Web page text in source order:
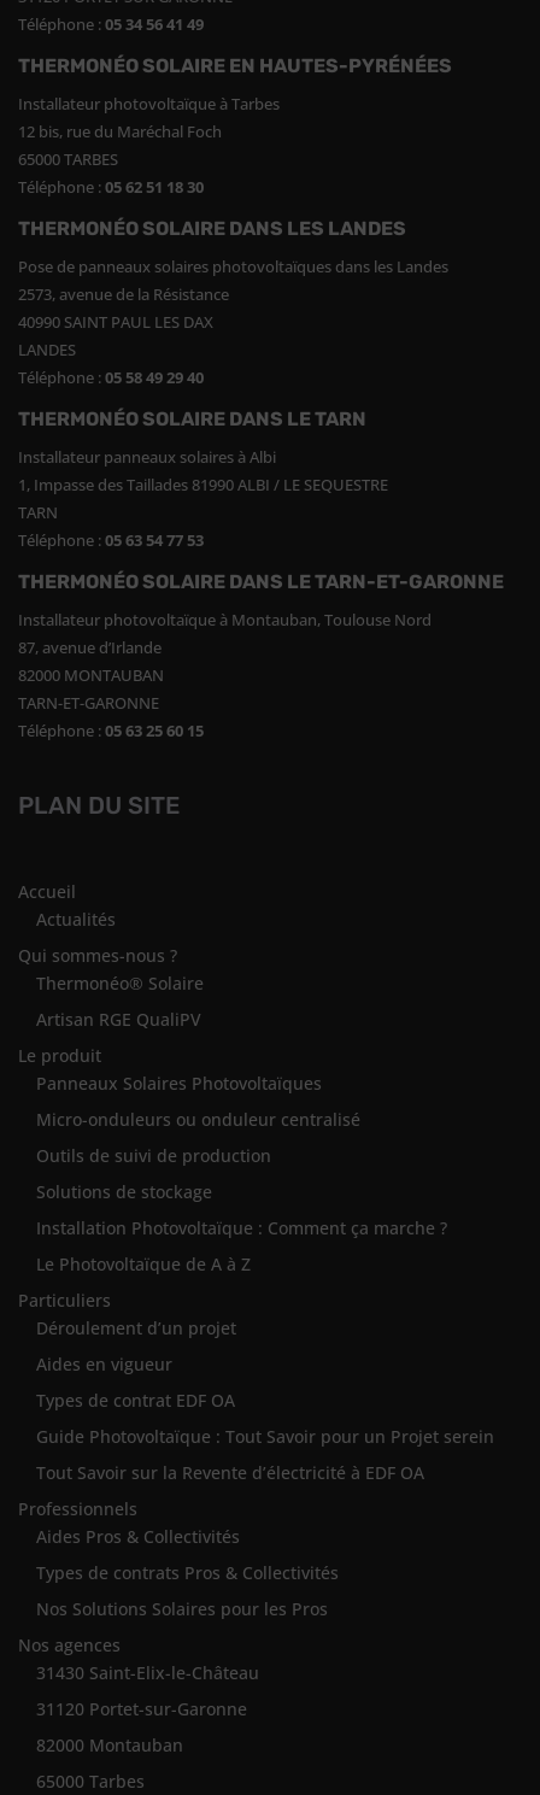
Téléphone :05 34 56 41 49
THERMONÉO SOLAIRE EN HAUTES-PYRÉNÉES
Installateur photovoltaïque à Tarbes
12 bis, rue du Maréchal Foch
65000 TARBES
Téléphone :05 62 51 18 30
THERMONÉO SOLAIRE DANS LES LANDES
Pose de panneaux solaires photovoltaïques dans les Landes
2573, avenue de la Résistance
40990 SAINT PAUL LES DAX
LANDES
Téléphone :05 58 49 29 40
THERMONÉO SOLAIRE DANS LE TARN
Installateur panneaux solaires à Albi
1, Impasse des Taillades 81990 ALBI / LE SEQUESTRE
TARN
Téléphone :05 63 54 77 53
THERMONÉO SOLAIRE DANS LE TARN-ET-GARONNE
Installateur photovoltaïque à Montauban, Toulouse Nord
87, avenue d’Irlande
82000 MONTAUBAN
TARN-ET-GARONNE
Téléphone :05 63 25 60 15
PLAN DU SITE
Accueil
Actualités
Qui sommes-nous ?
Thermonéo® Solaire
Artisan RGE QualiPV
Le produit
Panneaux Solaires Photovoltaïques
Micro-onduleurs ou onduleur centralisé
Outils de suivi de production
Solutions de stockage
Installation Photovoltaïque : Comment ça marche ?
Le Photovoltaïque de A à Z
Particuliers
Déroulement d’un projet
Aides en vigueur
Types de contrat EDF OA
Guide Photovoltaïque : Tout Savoir pour un Projet serein
Tout Savoir sur la Revente d’électricité à EDF OA
Professionnels
Aides Pros & Collectivités
Types de contrats Pros & Collectivités
Nos Solutions Solaires pour les Pros
Nos agences
31430 Saint-Elix-le-Château
31120 Portet-sur-Garonne
82000 Montauban
65000 Tarbes